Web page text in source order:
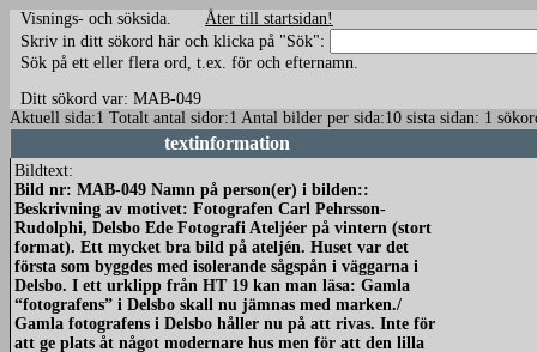
Visnings- och söksida. Åter till startsidan!
Skriv in ditt sökord här och klicka på "Sök":
Sök på ett eller flera ord, t.ex. för och efternamn.
Ditt sökord var: MAB-049
Aktuell sida:1 Totalt antal sidor:1 Antal bilder per sida:10 sista sidan: 1
textinformation
Bildtext:
Bild nr: MAB-049 Namn på person(er) i bilden::
Beskrivning av motivet: Fotografen Carl Pehrsson-
Rudolphi, Delsbo Ede Fotografi Ateljéer på vintern (stort
format). Ett mycket bra bild på ateljén. Huset var det
första som byggdes med isolerande sågspån i väggarna i
Delsbo. I ett urklipp från HT 19 kan man läsa: Gamla
“fotografens” i Delsbo skall nu jämnas med marken./
Gamla fotografens i Delsbo håller nu på att rivas. Inte för
att ge plats åt något modernare hus men för att den lilla